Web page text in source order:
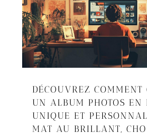
DÉCOUVREZ COMMENT
UN ALBUM PHOTOS EN
UNIQUE ET
MAT AU BRILLANT,